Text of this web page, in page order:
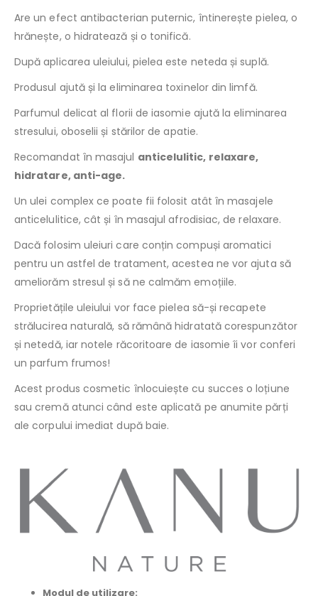
Are un efect antibacterian puternic, întinerește pielea, o
hrănește, o hidratează și o tonifică.
După aplicarea uleiului, pielea este neteda și suplă.
Produsul ajută și la eliminarea toxinelor din limfă.
Parfumul delicat al florii de iasomie ajută la eliminarea
stresului, oboselii și stărilor de apatie.
Recomandat în masajul anticelulitic, relaxare,
hidratare, anti-age.
Un ulei complex ce poate fii folosit atât în masajele
anticelulitice, cât și în masajul afrodisiac, de relaxare.
Dacă folosim uleiuri care conțin compuși aromatici
pentru un astfel de tratament, acestea ne vor ajuta să
ameliorăm stresul și să ne calmăm emoțiile.
Proprietățile uleiului vor face pielea să-și recapete
strălucirea naturală, să rămână hidratată corespunzător
și netedă, iar notele răcoritoare de iasomie îi vor conferi
un parfum frumos!
Acest produs cosmetic înlocuiește cu succes o loțiune
sau cremă atunci când este aplicată pe anumite părți
ale corpului imediat după baie.
Modul de utilizare: